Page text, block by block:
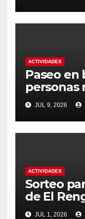
ACTIVIDADES
Paseo en
personas
JUL 9, 2026
ACTIVIDADES
Sorteo
de El
Málaga
JUL 1, 2026